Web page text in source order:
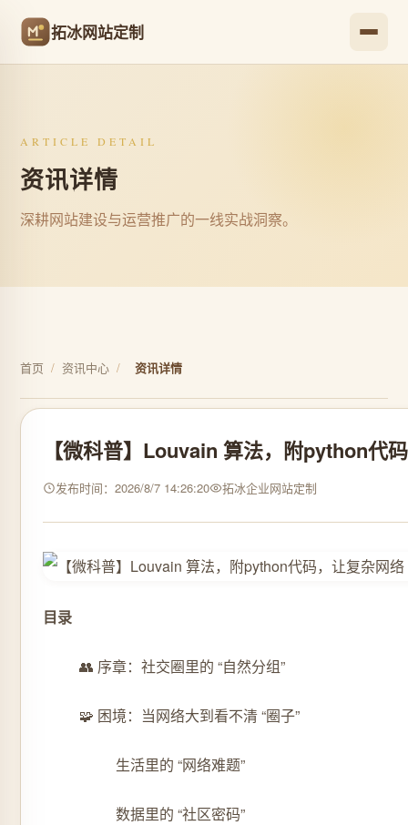
拓冰网站定制
ARTICLE DETAIL
资讯详情
深耕网站建设与运营推广的一线实战洞察。
首页 / 资讯中心 / 资讯详情
【微科普】Louvain 算法，附python代
发布时间：2026/8/7 14:26:20 拓冰企业网站定制
目录
👥 序章：社交圈里的 “自然分组”
🧩 困境：当网络大到看不清 “圈子”
生活里的 “网络难题”
数据里的 “社区密码”